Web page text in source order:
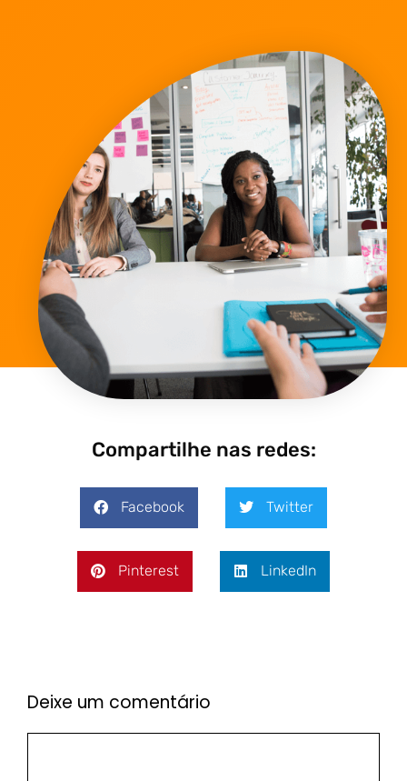
Compartilhe nas redes:
Facebook Twitter
Pinterest LinkedIn
Deixe um comentário